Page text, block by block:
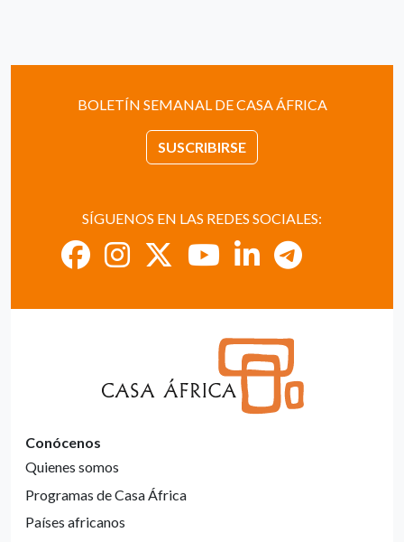
BOLETÍN SEMANAL DE CASA ÁFRICA
SUSCRIBIRSE
SÍGUENOS EN LAS REDES SOCIALES:
Conócenos
Quienes somos
Programas de Casa África
Países africanos